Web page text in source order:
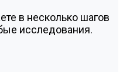
в несколько шагов
исследования.